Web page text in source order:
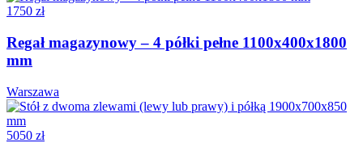
1750 zł
Regał magazynowy – 4 półki pełne 1100x400x1800
mm
Warszawa
5050 zł